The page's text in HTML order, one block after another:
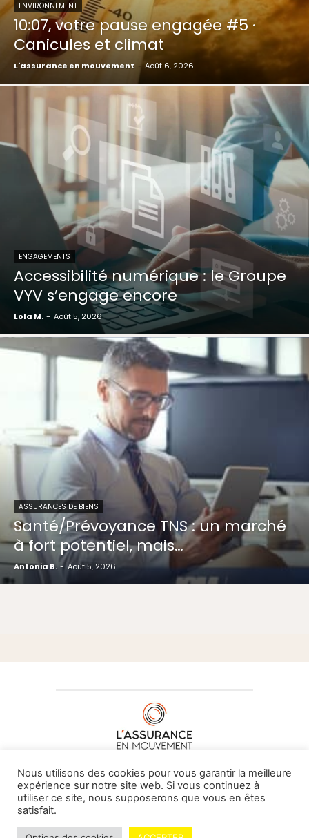
ENVIRONNEMENT
10:07, votre pause engagée #5 ·
Canicules et climat
L'assurance en mouvement - Août 6, 2026
ENGAGEMENTS
Accessibilité numérique : le Groupe
VYV s’engage encore
Lola M. - Août 5, 2026
ASSURANCES DE BIENS
Santé/Prévoyance TNS : un marché
à fort potentiel, mais…
Antonia B. - Août 5, 2026
À PROPOS DE NOUS•CONTACT
© L'assurance en mouvement -By Vovoxx Média
Nous utilisons des cookies pour vous garantir la meilleure
expérience sur notre site web. Si vous continuez à
utiliser ce site, nous supposerons que vous en êtes
satisfait.